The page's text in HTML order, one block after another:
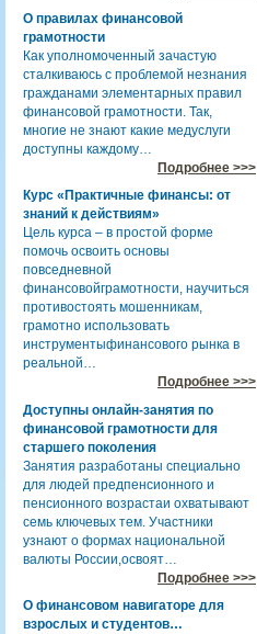
О правилах финансовой
грамотности
Как уполномоченный зачастую
сталкиваюсь с проблемой незнания
гражданами элементарных правил
финансовой грамотности. Так,
многие не знают какие медуслуги
доступны каждому…
Подробнее >>>
Курс «Практичные финансы: от
знаний к действиям»
Цель курса – в простой форме
помочь освоить основы
повседневной
финансовойграмотности, научиться
противостоять мошенникам,
грамотно использовать
инструментыфинансового рынка в
реальной…
Подробнее >>>
Доступны онлайн-занятия по
финансовой грамотности для
старшего поколения
Занятия разработаны специально
для людей предпенсионного и
пенсионного возрастаи охватывают
семь ключевых тем. Участники
узнают о формах национальной
валюты России,освоят…
Подробнее >>>
О финансовом навигаторе для
взрослых и студентов…